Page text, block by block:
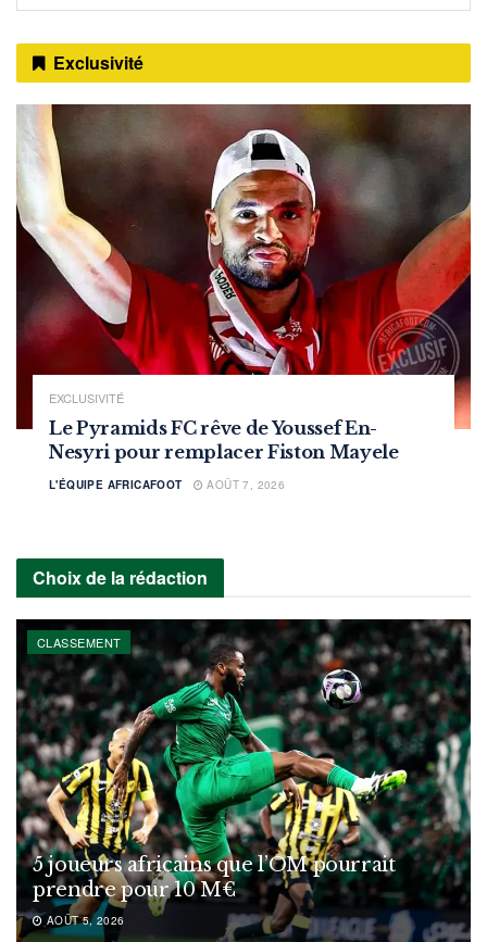
Exclusivité
EXCLUSIVITÉ
Le Pyramids FC rêve de Youssef En-
Nesyri pour remplacer Fiston Mayele
L'ÉQUIPE AFRICAFOOT AOÛT 7, 2026
Choix de la rédaction
CLASSEMENT
5 joueurs africains que l’OM pourrait
prendre pour 10 M€
AOÛT 5, 2026